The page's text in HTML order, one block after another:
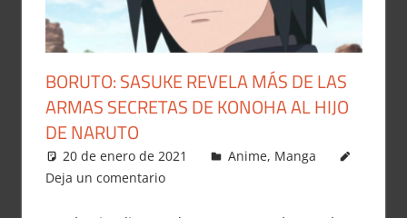
BORUTO: SASUKE REVELA MÁS DE LAS
ARMAS SECRETAS DE KONOHA AL HIJO
DE NARUTO
20 de enero de 2021 Carlitox Banana
Anime, Manga
Deja un comentario